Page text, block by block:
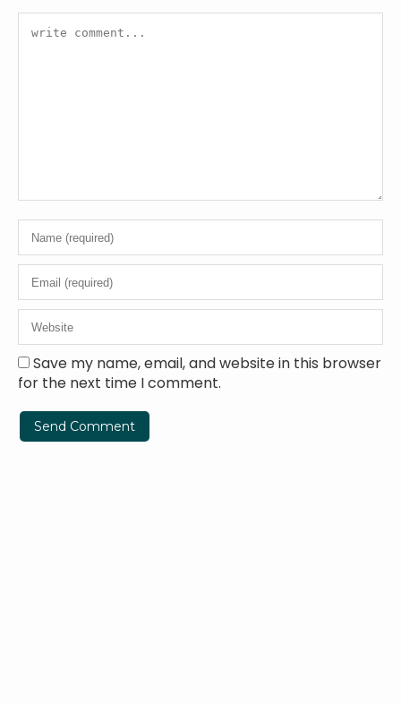
Save my name, email, and website in this browser
for the next time I comment.